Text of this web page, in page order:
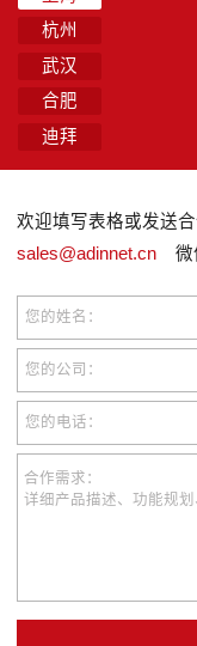
杭州
武汉
合肥
迪拜
欢迎填写表格或发送
sales@adinnet.cn 微
您的姓名：
您的公司：
您的电话：
合作需求：
详细产品描述、功能规